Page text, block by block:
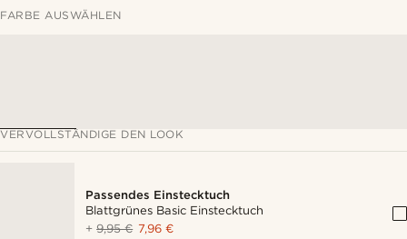
FARBE AUSWÄHLEN
VERVOLLSTÄNDIGE DEN LOOK
Passendes Einstecktuch
Blattgrünes Basic Einstecktuch
+9,95 € 7,96 €